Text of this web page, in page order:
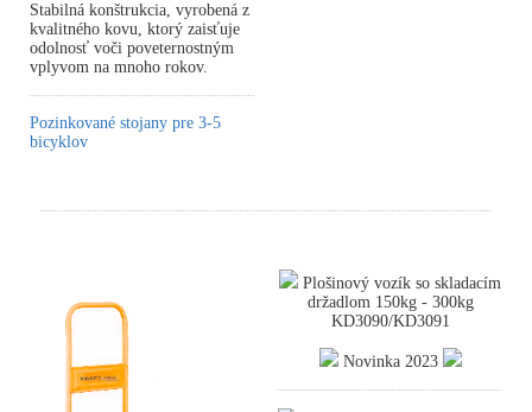
Stabilná konštrukcia, vyrobená z
kvalitného kovu, ktorý zaisťuje
odolnosť voči poveternostným
vplyvom na mnoho rokov.
Pozinkované stojany pre 3-5
bicyklov
Plošinový vozík so skladacím
držadlom 150kg - 300kg
KD3090/KD3091
Novinka 2023